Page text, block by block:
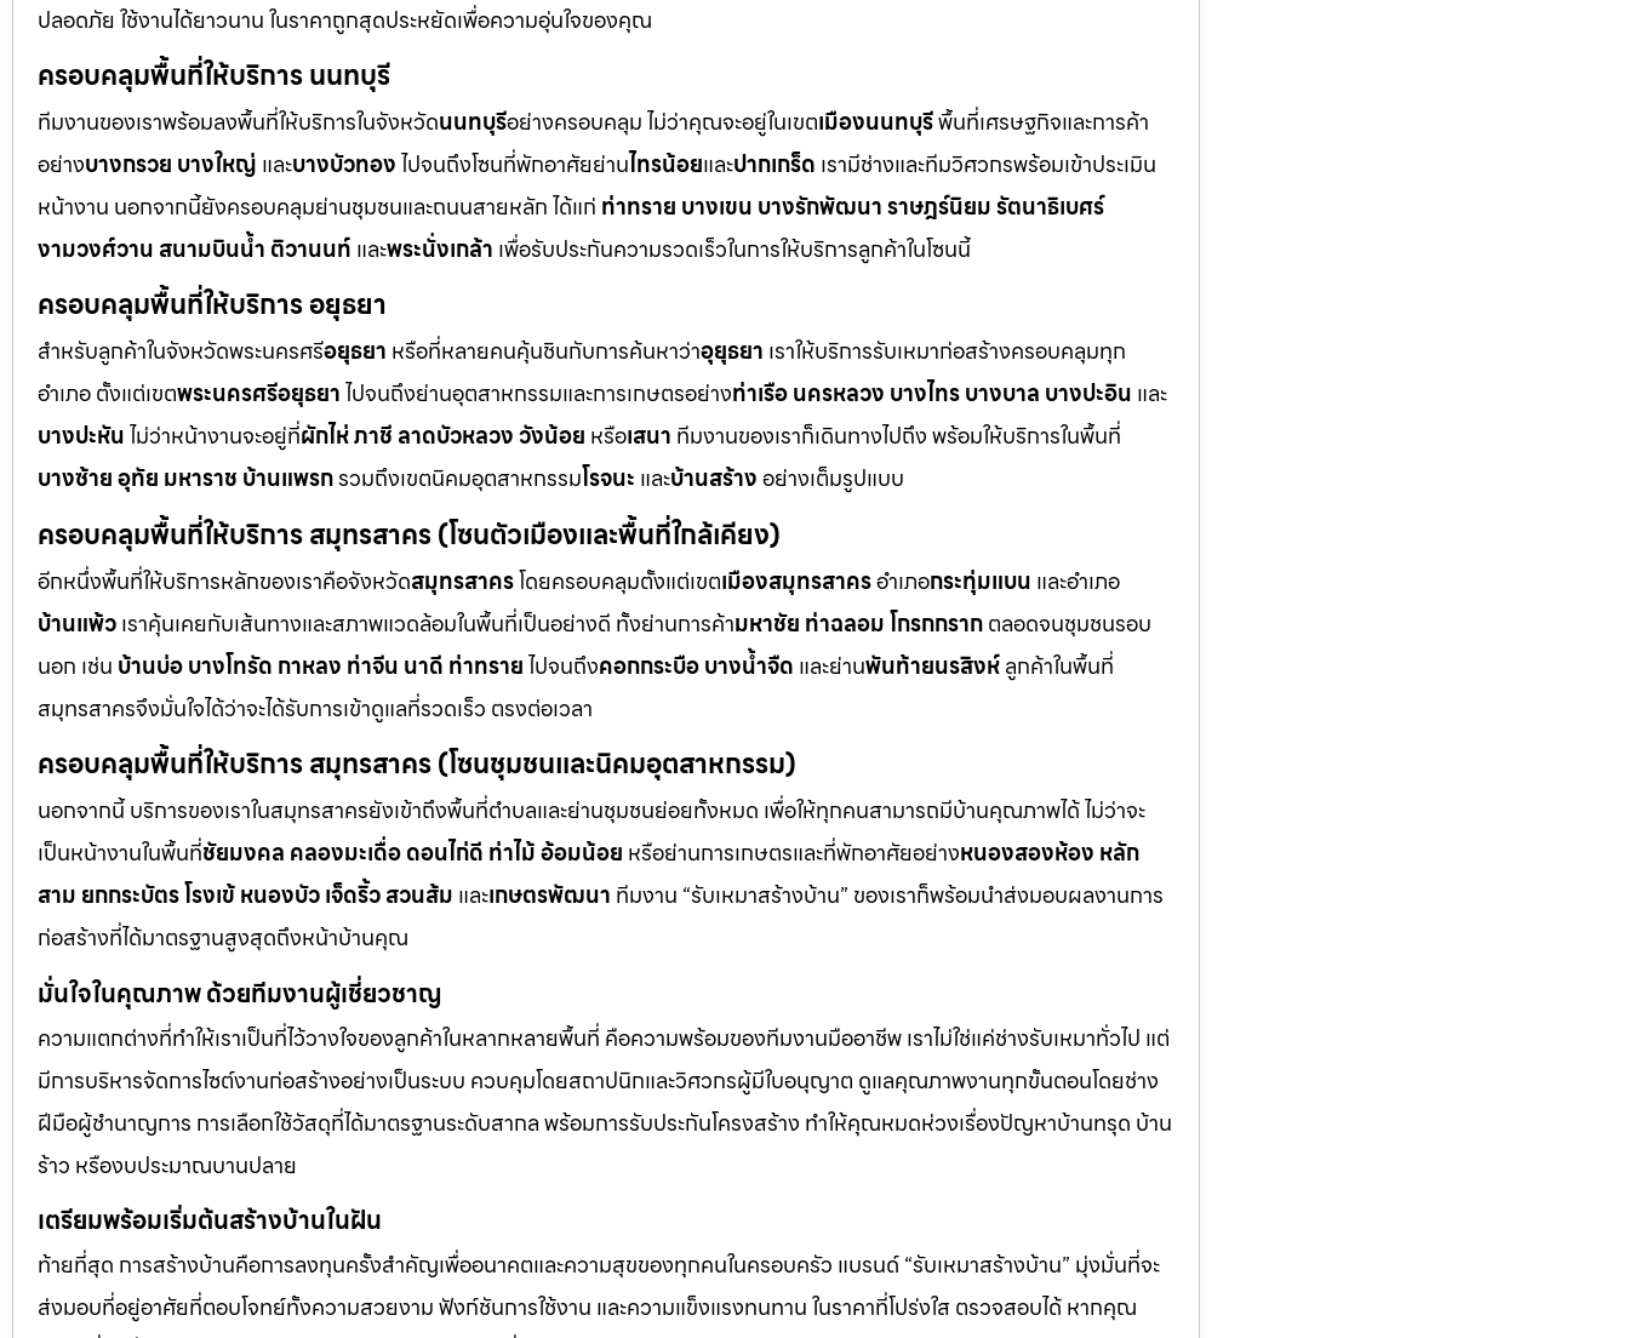
ปลอดภัย ใช้งานได้ยาวนาน ในราคาถูกสุดประหยัดเพื่อความอุ่นใจของคุณ
ครอบคลุมพื้นที่ให้บริการ นนทบุรี
ทีมงานของเราพร้อมลงพื้นที่ให้บริการในจังหวัดนนทบุรีอย่างครอบคลุม ไม่ว่าคุณจะอยู่ในเขตเมืองนนทบุรีพื้นที่เศรษฐกิจและการค้า
อย่างบางกรวย บางใหญ่ และบางบัวทองไปจนถึงโซนที่พักอาศัยย่านไทรน้อยและปากเกร็ด เรามีช่างและทีมวิศวกรพร้อมเข้าประเมิน
หน้างาน นอกจากนี้ยังครอบคลุมย่านชุมชนและถนนสายหลัก ได้แก่ ท่าทราย บางเขน บางรักพัฒนา ราษฎร์นิยม รัตนาธิเบศร์
งามวงศ์วาน สนามบินน้ำ ติวานนท์ และพระนั่งเกล้า เพื่อรับประกันความรวดเร็วในการให้บริการลูกค้าในโซนนี้
ครอบคลุมพื้นที่ให้บริการ อยุธยา
สำหรับลูกค้าในจังหวัดพระนครศรีอยุธยา หรือที่หลายคนคุ้นชินกับการค้นหาว่าอุยุธยา เราให้บริการรับเหมาก่อสร้างครอบคลุมทุก
อำเภอ ตั้งแต่เขตพระนครศรีอยุธยาไปจนถึงย่านอุตสาหกรรมและการเกษตรอย่างท่าเรือ นครหลวง บางไทร บางบาล บางปะอิน และ
บางปะหันไม่ว่าหน้างานจะอยู่ที่ผักไห่ ภาชี ลาดบัวหลวง วังน้อย หรือเสนา ทีมงานของเราก็เดินทางไปถึง พร้อมให้บริการในพื้นที่
บางซ้าย อุทัย มหาราช บ้านแพรกรวมถึงเขตนิคมอุตสาหกรรมโรจนะ และบ้านสร้างอย่างเต็มรูปแบบ
ครอบคลุมพื้นที่ให้บริการ สมุทรสาคร (โซนตัวเมืองและพื้นที่ใกล้เคียง)
อีกหนึ่งพื้นที่ให้บริการหลักของเราคือจังหวัดสมุทรสาครโดยครอบคลุมตั้งแต่เขตเมืองสมุทรสาครอำเภอกระทุ่มแบน และอำเภอ
บ้านแพ้วเราคุ้นเคยกับเส้นทางและสภาพแวดล้อมในพื้นที่เป็นอย่างดี ทั้งย่านการค้ามหาชัย ท่าฉลอม โกรกกรากตลอดจนชุมชนรอบ
นอก เช่น บ้านบ่อ บางโทรัด กาหลง ท่าจีน นาดี ท่าทรายไปจนถึงคอกกระบือ บางน้ำจืด และย่านพันท้ายนรสิงห์ลูกค้าในพื้นที่
สมุทรสาครจึงมั่นใจได้ว่าจะได้รับการเข้าดูแลที่รวดเร็ว ตรงต่อเวลา
ครอบคลุมพื้นที่ให้บริการ สมุทรสาคร (โซนชุมชนและนิคมอุตสาหกรรม)
นอกจากนี้ บริการของเราในสมุทรสาครยังเข้าถึงพื้นที่ตำบลและย่านชุมชนย่อยทั้งหมด เพื่อให้ทุกคนสามารถมีบ้านคุณภาพได้ ไม่ว่าจะ
เป็นหน้างานในพื้นที่ชัยมงคล คลองมะเดื่อ ดอนไก่ดี ท่าไม้ อ้อมน้อย หรือย่านการเกษตรและที่พักอาศัยอย่างหนองสองห้อง หลัก
สาม ยกกระบัตร โรงเข้ หนองบัว เจ็ดริ้ว สวนส้ม และเกษตรพัฒนา ทีมงาน “รับเหมาสร้างบ้าน” ของเราก็พร้อมนำส่งมอบผลงานการ
ก่อสร้างที่ได้มาตรฐานสูงสุดถึงหน้าบ้านคุณ
มั่นใจในคุณภาพ ด้วยทีมงานผู้เชี่ยวชาญ
ความแตกต่างที่ทำให้เราเป็นที่ไว้วางใจของลูกค้าในหลากหลายพื้นที่ คือความพร้อมของทีมงานมืออาชีพ เราไม่ใช่แค่ช่างรับเหมาทั่วไป แต่
มีการบริหารจัดการไซต์งานก่อสร้างอย่างเป็นระบบ ควบคุมโดยสถาปนิกและวิศวกรผู้มีใบอนุญาต ดูแลคุณภาพงานทุกขั้นตอนโดยช่าง
ฝีมือผู้ชำนาญการ การเลือกใช้วัสดุที่ได้มาตรฐานระดับสากล พร้อมการรับประกันโครงสร้าง ทำให้คุณหมดห่วงเรื่องปัญหาบ้านทรุด บ้าน
ร้าว หรืองบประมาณบานปลาย
เตรียมพร้อมเริ่มต้นสร้างบ้านในฝัน
ท้ายที่สุด การสร้างบ้านคือการลงทุนครั้งสำคัญเพื่ออนาคตและความสุขของทุกคนในครอบครัว แบรนด์ “รับเหมาสร้างบ้าน” มุ่งมั่นที่จะ
ส่งมอบที่อยู่อาศัยที่ตอบโจทย์ทั้งความสวยงาม ฟังก์ชันการใช้งาน และความแข็งแรงทนทาน ในราคาที่โปร่งใส ตรวจสอบได้ หากคุณ